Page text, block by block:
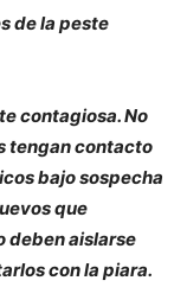
de la peste
contagiosa. No
tengan contacto
bajo sospecha
que
deben aislarse
con la piara.